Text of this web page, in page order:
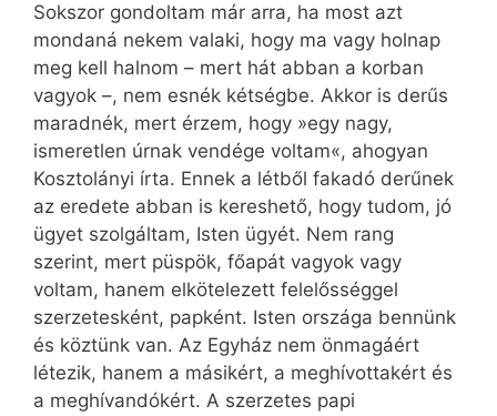
Sokszor gondoltam már arra, ha most azt
mondaná nekem valaki, hogy ma vagy holnap
meg kell halnom – mert hát abban a korban
vagyok –, nem esnék kétségbe. Akkor is derűs
maradnék, mert érzem, hogy »egy nagy,
ismeretlen úrnak vendége voltam«, ahogyan
Kosztolányi írta. Ennek a létből fakadó derűnek
az eredete abban is kereshető, hogy tudom, jó
ügyet szolgáltam, Isten ügyét. Nem rang
szerint, mert püspök, főapát vagyok vagy
voltam, hanem elkötelezett felelősséggel
szerzetesként, papként. Isten országa bennünk
és köztünk van. Az Egyház nem önmagáért
létezik, hanem a másikért, a meghívottakért és
a meghívandókért. A szerzetes papi